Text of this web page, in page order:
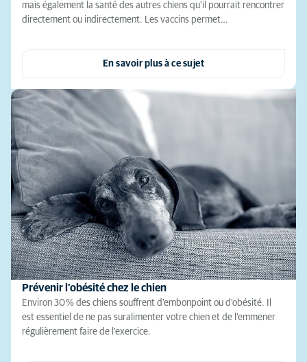
mais également la santé des autres chiens qu'il pourrait rencontrer
directement ou indirectement. Les vaccins permet…
En savoir plus à ce sujet
Prévenir l’obésité chez le chien
Environ 30 % des chiens souffrent d'embonpoint ou d'obésité. Il
est essentiel de ne pas suralimenter votre chien et de l'emmener
régulièrement faire de l'exercice.